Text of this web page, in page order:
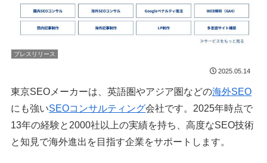
プレスリリース
2025.05.14
東京SEOメーカーは、英語圏やアジア圏などの海外SEO
にも強いSEOコンサルティング会社です。2025年時点で
13年の経験と2000社以上の実績を持ち、高度なSEO技術
と知見で海外進出を目指す企業をサポートします。